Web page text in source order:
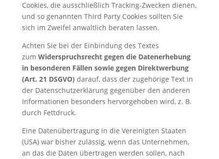
Cookies, die ausschließlich Tracking-Zwecken dienen,
und so genannten Third Party Cookies sollten Sie
sich im Zweifel anwaltlich beraten lassen.
Achten Sie bei der Einbindung des Textes
zum Widerspruchsrecht gegen die Datenerhebung
in besonderen Fällen sowie gegen Direktwerbung
(Art. 21 DSGVO) darauf, dass der zugehörige Text in
der Datenschutzerklärung gegenüber den anderen
Informationen besonders hervorgehoben wird, z. B.
durch Fettdruck.
Eine Datenübertragung in die Vereinigten Staaten
(USA) war bisher zulässig, wenn das Unternehmen,
an das die Daten übertragen werden sollen, nach